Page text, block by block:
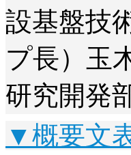
設基盤技
プ長）玉
研究開発
▼概要文